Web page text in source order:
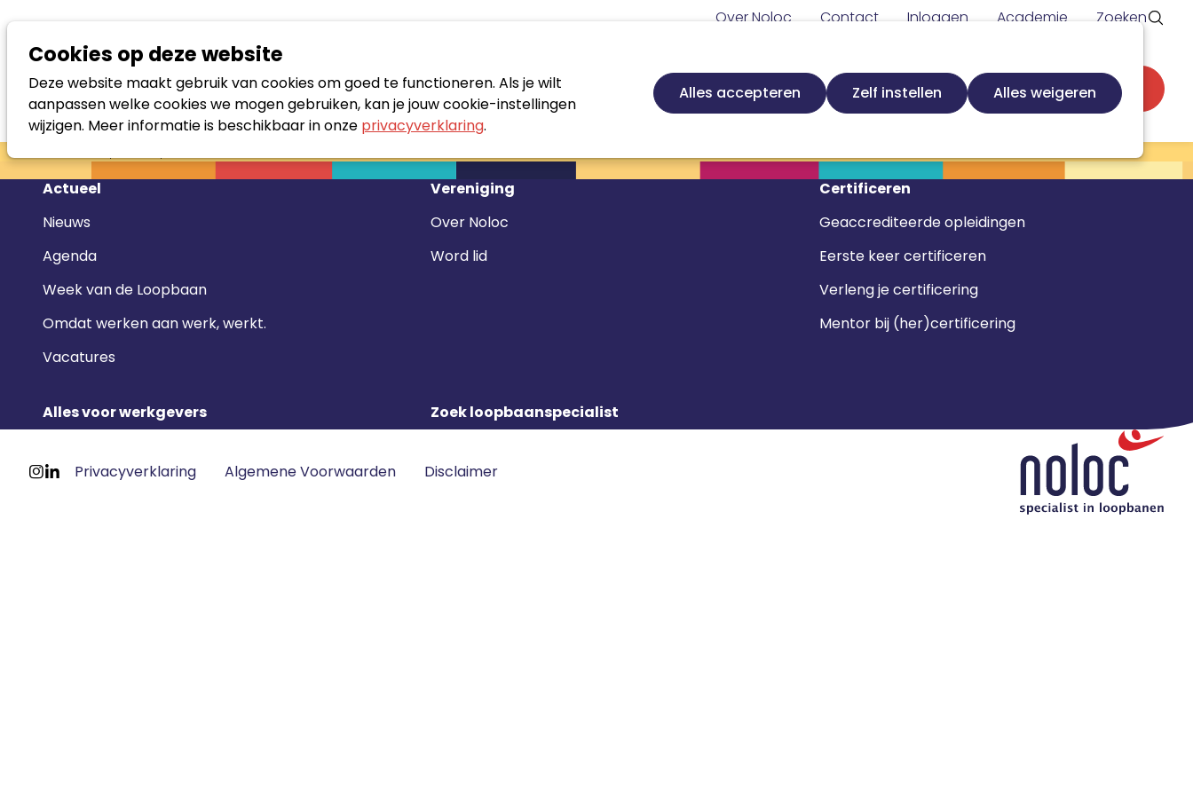
Cookies op deze website
Deze website maakt gebruik van cookies om goed te functioneren. Als je wilt
aanpassen welke cookies we mogen gebruiken, kan je jouw cookie-instellingen
wijzigen. Meer informatie is beschikbaar in onze privacyverklaring.
Alles accepteren Zelf instellen Alles weigeren
Nieuws Agenda Certificeren Vakgebied
Secundaire
navigatieZoek loopbaanspecialist Word lid
Meta
Over Noloc Contact Inloggen Academie Zoeken
Footer
Actueel
Nieuws
Agenda
Week van de Loopbaan
Omdat werken aan werk, werkt.
Vacatures
Vereniging
Over Noloc
Word lid
Certificeren
Geaccrediteerde opleidingen
Eerste keer certificeren
Verleng je certificering
Mentor bij (her)certificering
Alles voor werkgevers Zoek loopbaanspecialist
Footer
Privacyverklaring Algemene Voorwaarden Disclaimer